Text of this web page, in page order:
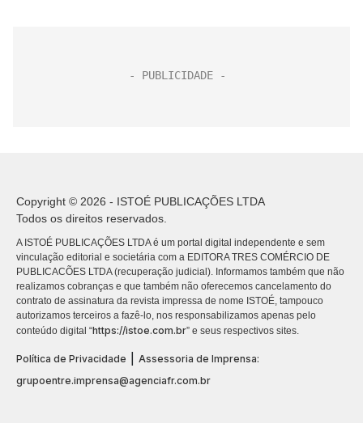
Copyright © 2026 - ISTOÉ PUBLICAÇÕES LTDA
Todos os direitos reservados.
A ISTOÉ PUBLICAÇÕES LTDA é um portal digital independente e sem
vinculação editorial e societária com a EDITORA TRES COMÉRCIO DE
PUBLICACÕES LTDA (recuperação judicial). Informamos também que não
realizamos cobranças e que também não oferecemos cancelamento do
contrato de assinatura da revista impressa de nome ISTOÉ, tampouco
autorizamos terceiros a fazê-lo, nos responsabilizamos apenas pelo
conteúdo digital “https://istoe.com.br” e seus respectivos sites.
Política de Privacidade
Assessoria de Imprensa:
grupoentre.imprensa@agenciafr.com.br